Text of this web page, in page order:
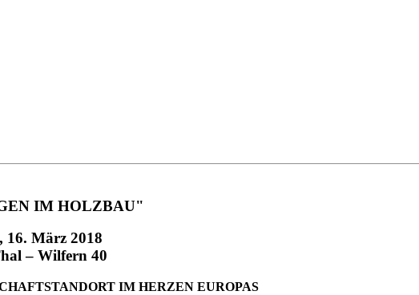
IM HOLZBAU"
16. März 2018
– Wilfern 40
IM HERZEN EUROPAS